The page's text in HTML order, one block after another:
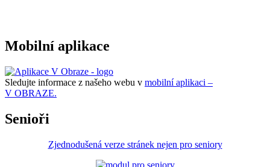
Mobilní aplikace
Sledujte informace z našeho webu v mobilní aplikaci –
V OBRAZE.
Senioři
Zjednodušená verze stránek nejen pro seniory